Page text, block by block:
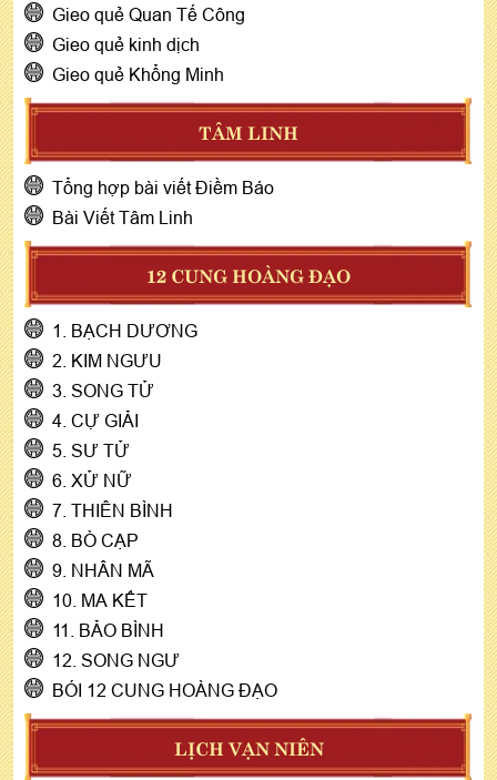
Gieo quẻ Quan Tế Công
Gieo quẻ kinh dịch
Gieo quẻ Khổng Minh
TÂM LINH
Tổng hợp bài viết Điềm Báo
Bài Viết Tâm Linh
12 CUNG HOÀNG ĐẠO
1. BẠCH DƯƠNG
2. KIM NGƯU
3. SONG TỬ
4. CỰ GIẢI
5. SƯ TỬ
6. XỬ NỮ
7. THIÊN BÌNH
8. BÒ CẠP
9. NHÂN MÃ
10. MA KẾT
11. BẢO BÌNH
12. SONG NGƯ
BÓI 12 CUNG HOÀNG ĐẠO
LỊCH VẠN NIÊN